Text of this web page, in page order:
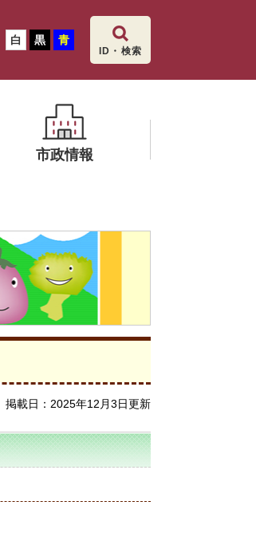
白 黒 青
ID・検索
市政情報
掲載日：2025年12月3日更新